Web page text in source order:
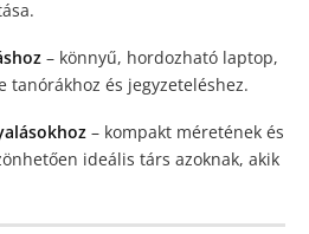
– könnyű, hordozható laptop,
tanórákhoz és jegyzeteléshez.
– kompakt méretének és
ideális társ azoknak, akik